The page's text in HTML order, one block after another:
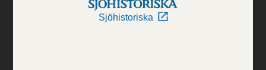
Sjöhistoriska